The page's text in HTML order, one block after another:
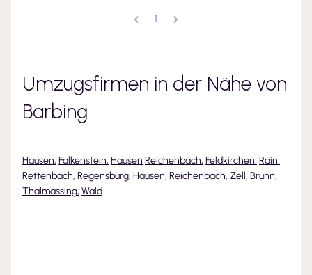
1
Umzugsfirmen in der Nähe von
Barbing
Hausen, Falkenstein, Hausen Reichenbach, Feldkirchen, Rain,
Rettenbach, Regensburg, Hausen, Reichenbach, Zell, Brunn,
Thalmassing, Wald